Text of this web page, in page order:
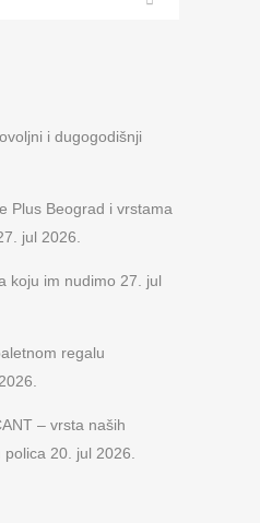
i dugogodišnji
Plus Beograd i vrstama
jul 2026.
koju im nudimo 27. jul
regalu
– vrsta naših
polica 20. jul 2026.